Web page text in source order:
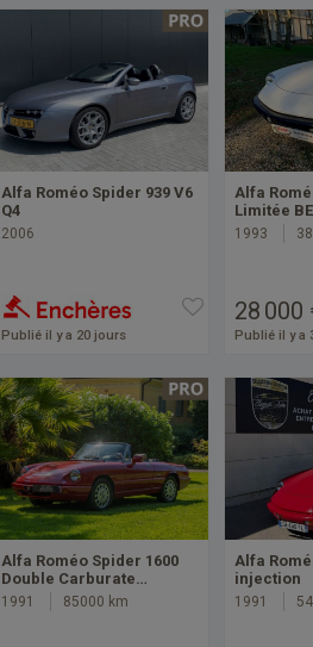
Alfa Roméo Spider 939 V6
Q4
2006
Publié il y a 20 jours
Alfa
Limitée
1993
28 000
Publié il y a
Alfa Roméo Spider 1600
Double Carburate…
1991 85000 km
Alfa
injection
1991